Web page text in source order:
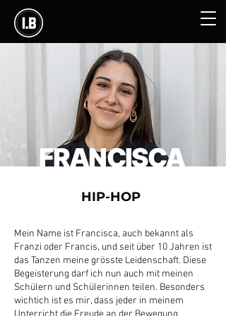
FRANCISCA
HIP-HOP
Mein Name ist Francisca, auch bekannt als
Franzi oder Francis, und seit über 10 Jahren ist
das Tanzen meine grösste Leidenschaft. Diese
Begeisterung darf ich nun auch mit meinen
Schülern und Schülerinnen teilen. Besonders
wichtich ist es mir, dass jeder in meinem